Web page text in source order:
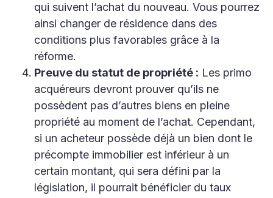
qui suivent l’achat du nouveau. Vous pourrez
ainsi changer de résidence dans des
conditions plus favorables grâce à la
réforme.
Preuve du statut de propriété : Les primo
acquéreurs devront prouver qu’ils ne
possèdent pas d’autres biens en pleine
propriété au moment de l’achat. Cependant,
si un acheteur possède déjà un bien dont le
précompte immobilier est inférieur à un
certain montant, qui sera défini par la
législation, il pourrait bénéficier du taux